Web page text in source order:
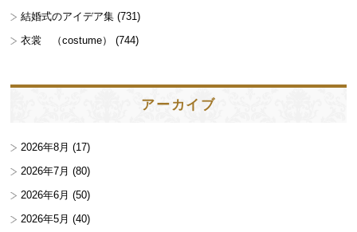
結婚式のアイデア集 (731)
衣裳 （costume）
(744)
アーカイブ
2026年8月 (17)
2026年7月 (80)
2026年6月 (50)
2026年5月 (40)